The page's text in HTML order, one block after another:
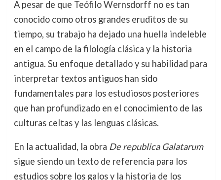
A pesar de que Teófilo Wernsdorff no es tan
conocido como otros grandes eruditos de su
tiempo, su trabajo ha dejado una huella indeleble
en el campo de la filología clásica y la historia
antigua. Su enfoque detallado y su habilidad para
interpretar textos antiguos han sido
fundamentales para los estudiosos posteriores
que han profundizado en el conocimiento de las
culturas celtas y las lenguas clásicas.
En la actualidad, la obra De republica Galatarum
sigue siendo un texto de referencia para los
estudios sobre los galos y la historia de los